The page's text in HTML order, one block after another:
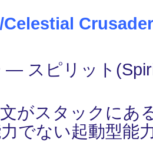
Celestial Crusader
― スピリット
がスタックにあ
でない起動型能